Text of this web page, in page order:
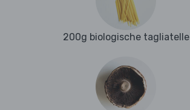
200g biologische tagliatelle